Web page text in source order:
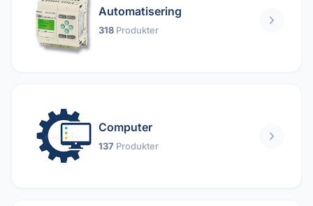
Automatisering
318 Produkter
Computer
137 Produkter